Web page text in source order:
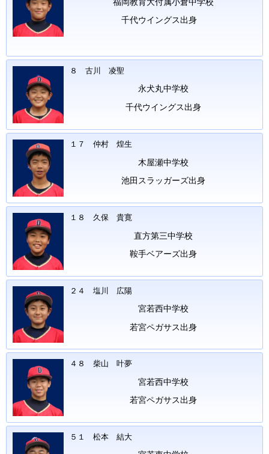
千代ウイングス出身
８ 古川 凌聖
永犬丸中学校
千代ウイングス出身
１７ 仲村 煌生
木屋瀬中学校
池田スラッガーズ出身
１８ 久保 貴寛
直方第三中学校
鞍手ベアーズ出身
２４ 塩川 広陽
宮若西中学校
若宮ペガサス出身
４８ 柴山 叶夢
宮若西中学校
若宮ペガサス出身
５１ 松本 結大